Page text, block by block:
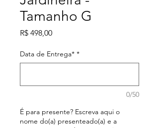
Tamanho G
R$ 498,00Preço
Data de Entrega* *
0/50
É para presente? Escreva aqui o
nome do(a) presenteado(a) e a